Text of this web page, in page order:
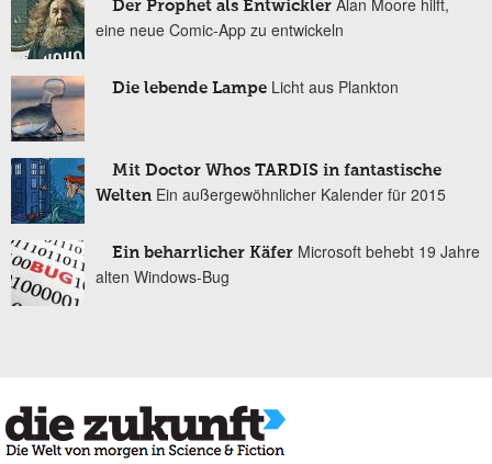
Der Prophet als Entwickler Alan Moore hilft,
eine neue Comic-App zu entwickeln
Die lebende Lampe Licht aus Plankton
Mit Doctor Whos TARDIS in fantastische
Welten Ein außergewöhnlicher Kalender für 2015
Ein beharrlicher Käfer Microsoft behebt 19 Jahre
alten Windows-Bug